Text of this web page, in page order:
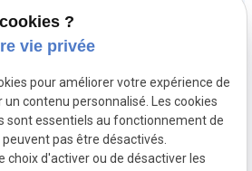
décennale
Siret :
91948066500018
?
vie privée
pour améliorer votre expérience de
contenu personnalisé. Les cookies
sont essentiels au fonctionnement de
pas être désactivés.
choix d'activer ou de désactiver les